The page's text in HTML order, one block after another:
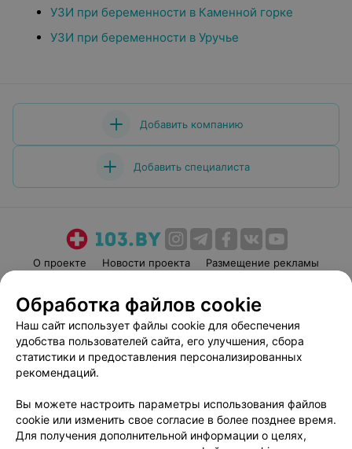
УЗИ при беременности в Каменной горке
УЗИ при беременности в Уручье
Добавить компанию
Добавить специалиста
О проекте Новости проекта
Размещение рекламы
Пользовательское соглашение
Способы оплаты
Вакансии
Партнеры
Написать руководителю 103.by
Обработка персональных данных
Обработка файлов cookie
Наш сайт использует файлы cookie для обеспечения
удобства пользователей сайта, его улучшения, сбора
статистики и предоставления персонализированных
рекомендаций.
Вы можете настроить параметры использования файлов
cookie или изменить свое согласие в более позднее время.
Для получения дополнительной информации о целях,